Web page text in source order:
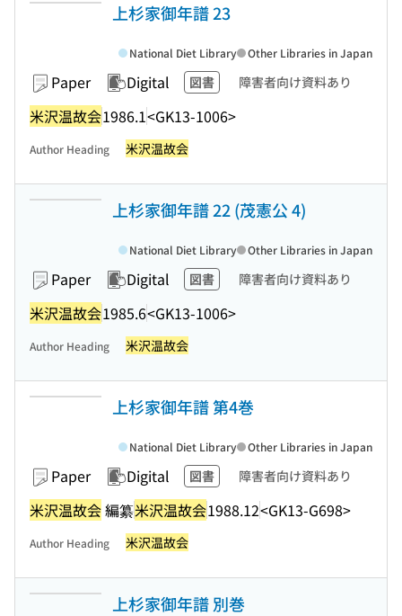
上杉家御年譜 23
Paper Digital 図書 障害者向け資料あり
米沢温故会1986.1<GK13-1006>
National Diet Library Other Libraries in Japan
Author Heading 米沢温故会
上杉家御年譜 22 (茂憲公 4)
Paper Digital 図書 障害者向け資料あり
米沢温故会1985.6<GK13-1006>
National Diet Library Other Libraries in Japan
Author Heading 米沢温故会
上杉家御年譜 第4巻
Paper Digital 図書 障害者向け資料あり
米沢温故会編纂米沢温故会1988.12<GK13-G698>
National Diet Library Other Libraries in Japan
Author Heading 米沢温故会
上杉家御年譜 別巻